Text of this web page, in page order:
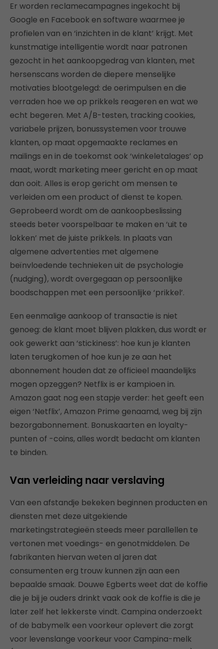
Er worden reclamecampagnes ingekocht bij
Google en Facebook en software waarmee je
profielen van en ‘inzichten in de klant’ krijgt. Met
kunstmatige intelligentie wordt naar patronen
gezocht in het aankoopgedrag van klanten, met
hersenscans worden de diepere menselijke
motivaties blootgelegd: de oerimpulsen en die
verraden hoe we op prikkels reageren en wat we
echt begeren. Met A/B-testen, tracking cookies,
variabele prijzen, bonussystemen voor trouwe
klanten, op maat opgemaakte reclames en
mailings en in de toekomst ook ‘winkeletalages’ op
maat, wordt marketing meer gericht en op maat
dan ooit. Alles is erop gericht om mensen te
verleiden om een product of dienst te kopen.
Geprobeerd wordt om de aankoopbeslissing
steeds beter voorspelbaar te maken en ‘uit te
lokken’ met de juiste prikkels. In plaats van
algemene advertenties met algemene
beïnvloedende technieken uit de psychologie
(nudging), wordt overgegaan op persoonlijke
boodschappen met een persoonlijke ‘prikkel’.
Een eenmalige aankoop of transactie is niet
genoeg: de klant moet blijven plakken, dus wordt er
ook gewerkt aan ‘stickiness’: hoe kun je klanten
laten terugkomen of hoe kun je ze aan het
abonnement houden dat ze officieel maandelijks
mogen opzeggen? Netflix is er kampioen in.
Amazon gaat nog een stapje verder: het geeft een
eigen ‘Netflix’, Amazon Prime genaamd, weg bij zijn
bezorgabonnement. Bonuskaarten en loyalty-
punten of -coins, alles wordt bedacht om klanten
te binden.
Van verleiding naar verslaving
Van een afstandje bekeken beginnen producten en
diensten met deze uitgekiende
marketingstrategieën steeds meer parallellen te
vertonen met voedings- en genotmiddelen. De
fabrikanten hiervan weten al jaren dat
consumenten erg trouw kunnen zijn aan een
bepaalde smaak. Douwe Egberts weet dat de koffie
die je bij je ouders drinkt vaak ook de koffie is die je
later zelf het lekkerste vindt. Campina onderzoekt
of de babymelk een voorkeur oplevert die zorgt
voor levenslange voorkeur voor Campina-melk